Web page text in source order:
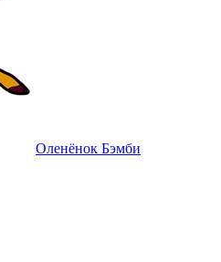
Оленёнок Бэмби